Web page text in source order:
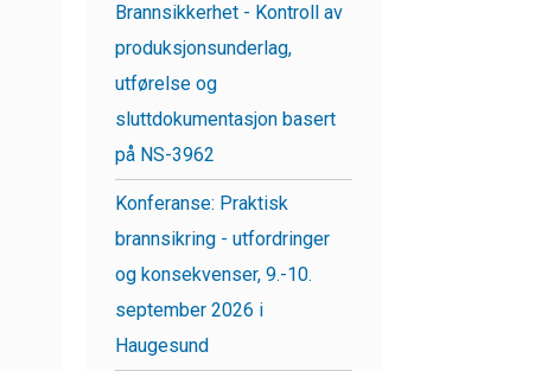
Brannsikkerhet - Kontroll av
produksjonsunderlag,
utførelse og
sluttdokumentasjon basert
på NS-3962
Konferanse: Praktisk
brannsikring - utfordringer
og konsekvenser, 9.-10.
september 2026 i
Haugesund